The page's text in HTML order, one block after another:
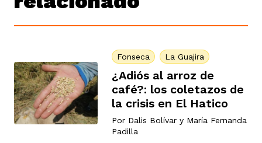
Fonseca La Guajira
¿Adiós al arroz de
café?: los coletazos de
la crisis en El Hatico
Por Dalis Bolívar y María Fernanda
Padilla